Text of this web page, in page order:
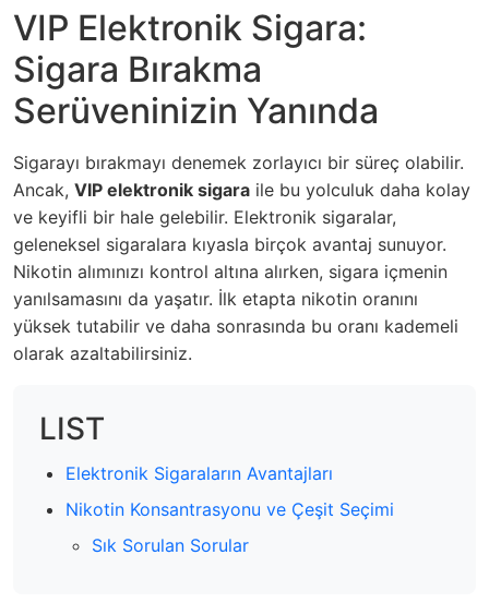
VIP Elektronik Sigara:
Sigara Bırakma
Serüveninizin Yanında
Sigarayı bırakmayı denemek zorlayıcı bir süreç olabilir.
Ancak, VIP elektronik sigara ile bu yolculuk daha kolay
ve keyifli bir hale gelebilir. Elektronik sigaralar,
geleneksel sigaralara kıyasla birçok avantaj sunuyor.
Nikotin alımınızı kontrol altına alırken, sigara içmenin
yanılsamasını da yaşatır. İlk etapta nikotin oranını
yüksek tutabilir ve daha sonrasında bu oranı kademeli
olarak azaltabilirsiniz.
LIST
Elektronik Sigaraların Avantajları
Nikotin Konsantrasyonu ve Çeşit Seçimi
Sık Sorulan Sorular